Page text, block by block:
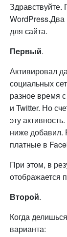
WordPress.Два
для сайта.
Первый.
Активировал
социальных
разное время
и Twitter. Но
эту
ниже добавил.
платные в
При этом, в
отображается
Второй.
Когда
варианта: